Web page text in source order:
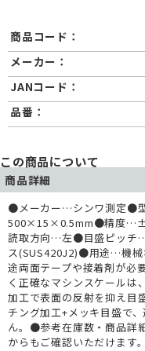
商品コード：
メーカー：
JANコード：
品番：
この商品について
商品詳細
●メーカー…シンワ測定
500×15×0.5mm●精度
読取方向…左●目盛ピッチ
ス(SUS420J2)●用途…機
途両面テープや接着剤が
く正確なマシンスケール
加工で表面の反射を抑え目
チング加工+メッキ目盛で
ん。●参考在庫数・商品詳
からもご確認いただけます。